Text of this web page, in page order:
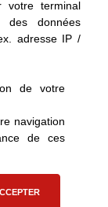
votre terminal
des données
adresse IP /
de votre
navigation
de ces